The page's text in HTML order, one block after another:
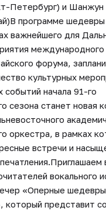
Петербург) и
программе шедевры
важнейшего для
форума,
культурных
событий начала 91-го
сезона станет новая
оркестра, в рамках
встречи и
вокального
«Оперные
который представит